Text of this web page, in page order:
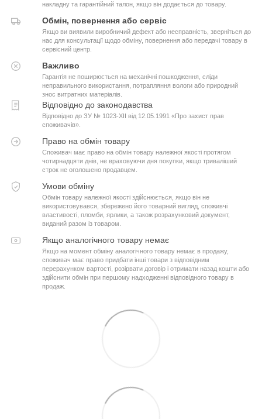
накладну та гарантійний талон, якщо він додається до товару.
Обмін, повернення або сервіс
Якщо ви виявили виробничий дефект або несправність, зверніться до
нас для консультації щодо обміну, повернення або передачі товару в
сервісний центр.
Важливо
Гарантія не поширюється на механічні пошкодження, сліди
неправильного використання, потрапляння вологи або природний
знос витратних матеріалів.
Відповідно до законодавства
Відповідно до ЗУ № 1023-XII від 12.05.1991 «Про захист прав
споживачів».
Право на обмін товару
Споживач має право на обмін товару належної якості протягом
чотирнадцяти днів, не враховуючи дня покупки, якщо триваліший
строк не оголошено продавцем.
Умови обміну
Обмін товару належної якості здійснюється, якщо він не
використовувався, збережено його товарний вигляд, споживчі
властивості, пломби, ярлики, а також розрахунковий документ,
виданий разом із товаром.
Якщо аналогічного товару немає
Якщо на момент обміну аналогічного товару немає в продажу,
споживач має право придбати інші товари з відповідним
перерахунком вартості, розірвати договір і отримати назад кошти або
здійснити обмін при першому надходженні відповідного товару в
продаж.